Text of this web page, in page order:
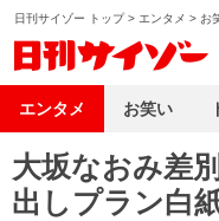
日刊サイゾー トップ> エンタメ > お
大坂なおみ差
出しプラン白
エンタメ お笑い